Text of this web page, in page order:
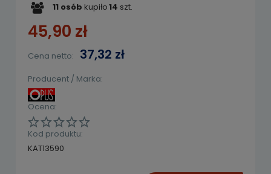
11 osób kupiło14 szt.
45,90 zł
Cena netto: 37,32 zł
Ocena:
Producent / Marka:
Kod produktu:
KAT13590